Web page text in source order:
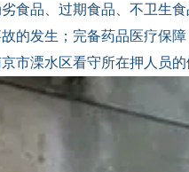
食品、过期食品、不卫生
的发生；完备药品医疗保
市溧水区看守所在押人员的